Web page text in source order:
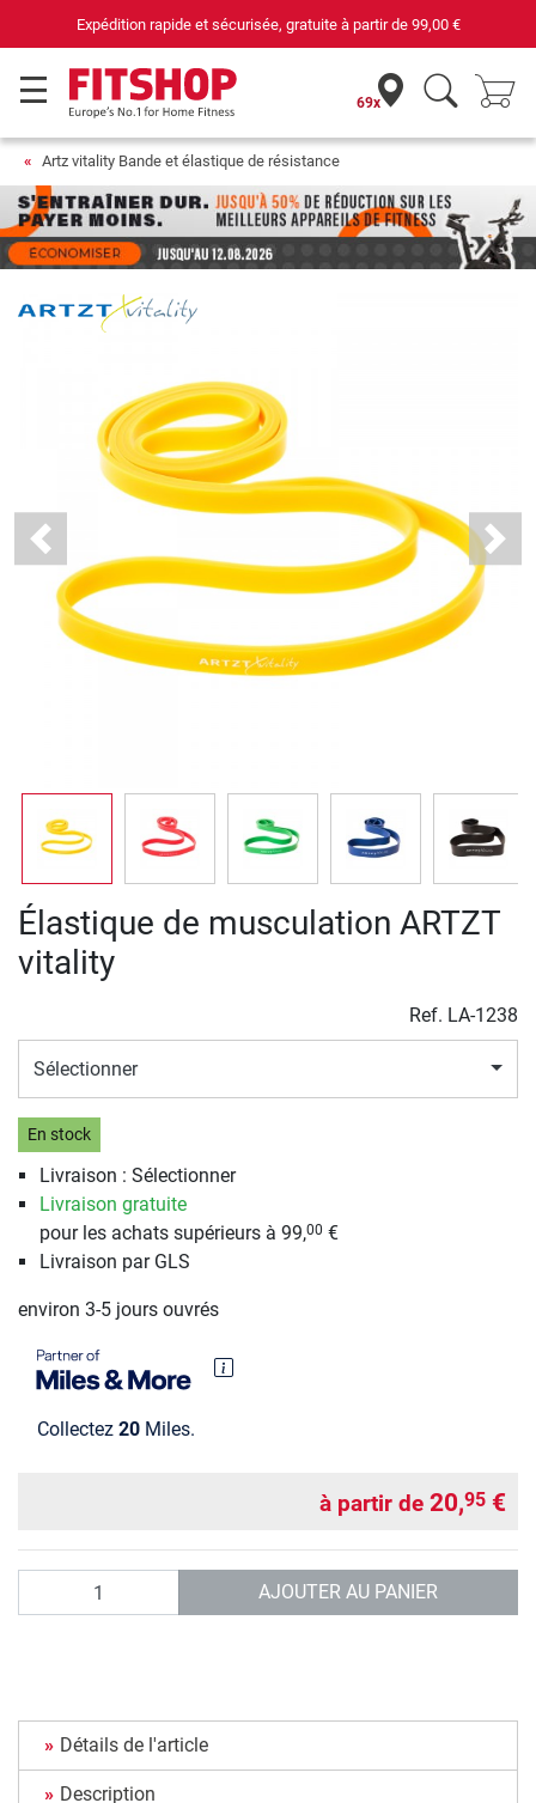
Expédition rapide et sécurisée, gratuite à partir de99,00 €
69x
Artz vitality Bande et élastique de résistance
Previous Next
Élastique de musculation ARTZT
vitality
Ref. LA-1238
Sélectionner
En stock
Livraison : Sélectionner
Livraison gratuite
pour les achats supérieurs à 99,00 €
Livraison par GLS
environ 3-5 jours ouvrés
Collectez 20 Miles.
à partir de 20,95 €
AJOUTER AU PANIER
Détails de l'article
Description